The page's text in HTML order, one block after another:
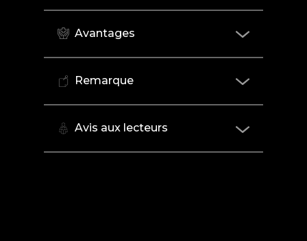
Avantages
Remarque
Avis aux lecteurs